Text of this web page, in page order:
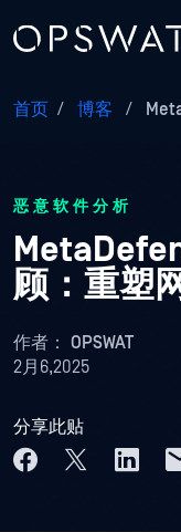
首页 / 博客 /
恶意软件分析
顾：重塑
作者： OPSWAT
2月6,2025
分享此贴